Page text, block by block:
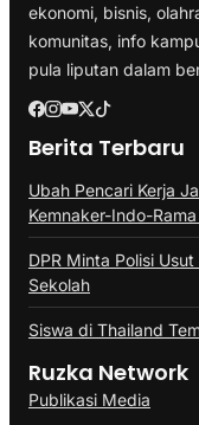
ekonomi, bisnis,
komunitas, info
pula liputan dalam
Berita Terbaru
Ubah Pencari Kerja
Kemnaker-Indo-
DPR Minta Polisi
Sekolah
Siswa di Thailand
Ruzka Network
Publikasi Media